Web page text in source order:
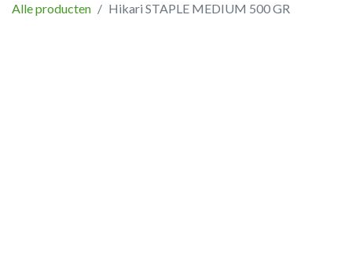
Alle producten Hikari STAPLE MEDIUM 500 GR